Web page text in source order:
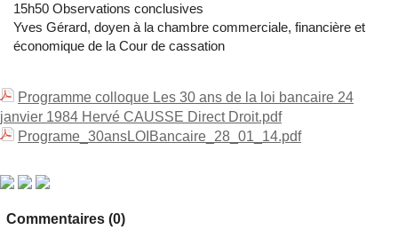
15h50 Observations conclusives
Yves Gérard, doyen à la chambre commerciale, financière et
économique de la Cour de cassation
Programme colloque Les 30 ans de la loi bancaire 24
janvier 1984 Hervé CAUSSE Direct Droit.pdf
Programe_30ansLOIBancaire_28_01_14.pdf
Commentaires (0)